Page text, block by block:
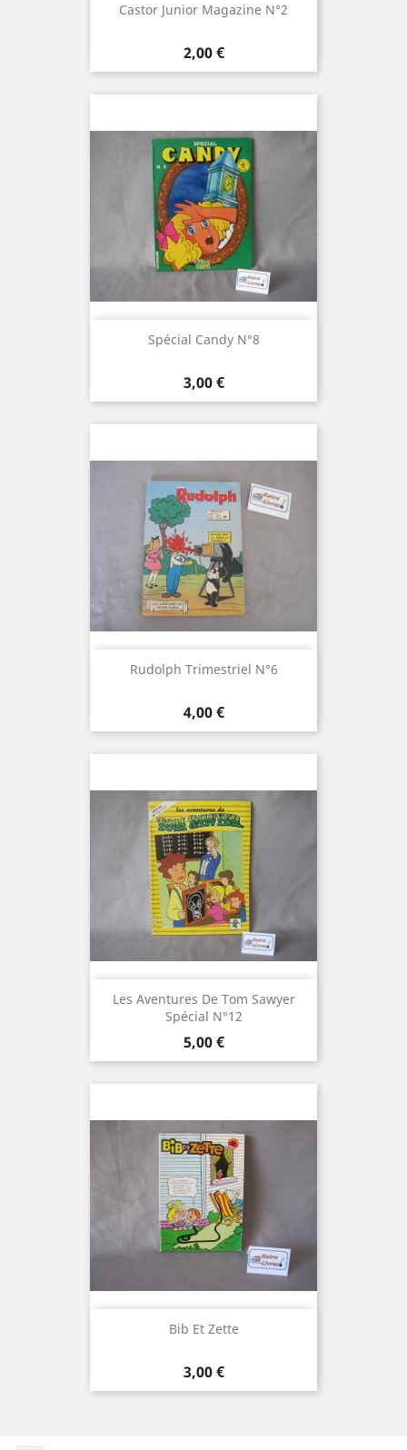
Castor Junior Magazine N°2
Prix
2,00 €
Spécial Candy N°8
Prix
3,00 €
Rudolph Trimestriel N°6
Prix
4,00 €
Les Aventures De Tom Sawyer
Spécial N°12
Prix
5,00 €
Bib Et Zette
Prix
3,00 €